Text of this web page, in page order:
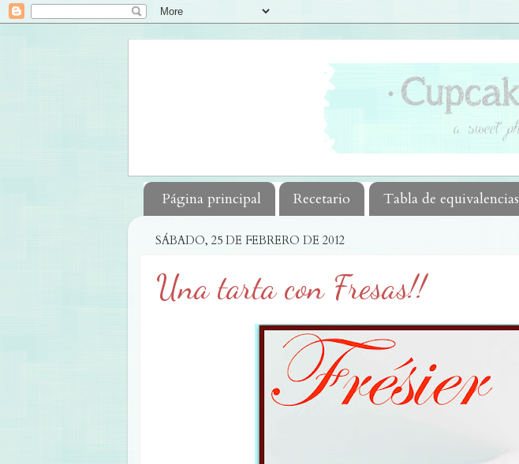
Página principal Recetario Tabla de equivalencias
SÁBADO, 25 DE FEBRERO DE 2012
Una tarta con Fresas!!